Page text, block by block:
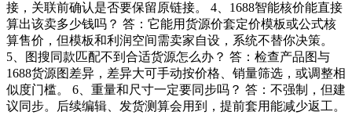
接，关联前确认是否要保留原链接。 4、1688智能核价能直接
算出该卖多少钱吗？ 答：它能用货源价套定价模板或公式核
算售价，但模板和利润空间需卖家自设，系统不替你决策。
5、图搜同款匹配不到合适货源怎么办？ 答：检查产品图与
1688货源图差异，差异大可手动按价格、销量筛选，或调整相
似度门槛。 6、重量和尺寸一定要同步吗？ 答：不强制，但建
议同步。后续编辑、发货测算会用到，提前套用能减少返工。